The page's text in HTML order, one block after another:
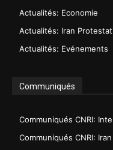
Actualités: Economie
Actualités: Iran
Actualités: Evénements
Communiqués
Communiqués CNRI:
Communiqués CNRI: